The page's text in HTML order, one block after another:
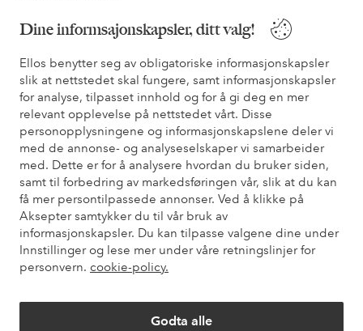
Dine informsajonskapsler, ditt valg!
Ellos benytter seg av obligatoriske informasjonskapsler
slik at nettstedet skal fungere, samt informasjonskapsler
for analyse, tilpasset innhold og for å gi deg en mer
relevant opplevelse på nettstedet vårt. Disse
personopplysningene og informasjonskapslene deler vi
med de annonse- og analyseselskaper vi samarbeider
med. Dette er for å analysere hvordan du bruker siden,
samt til forbedring av markedsføringen vår, slik at du kan
få mer persontilpassede annonser. Ved å klikke på
Aksepter samtykker du til vår bruk av
informasjonskapsler. Du kan tilpasse valgene dine under
Innstillinger og lese mer under våre retningslinjer for
personvern. cookie-policy.
Godta alle
Du finner svar på de vanligste spørsmålene i vår FAQ. Du finner
også informasjon om hvordan du kan kontakte oss.
Kundeservice Bestilling Betalingsmåte
Mine sider
Om Ellos
Våre tjenester